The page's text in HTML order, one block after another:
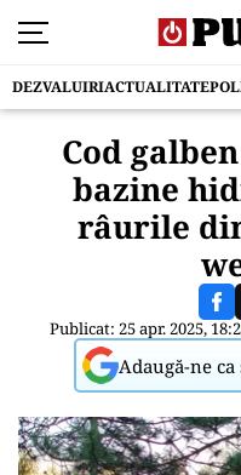
DEZVALUIRIACTUALITATE
Cod
bazine
râurile
Publicat: 25 apr. 2025,
Adaugă-ne